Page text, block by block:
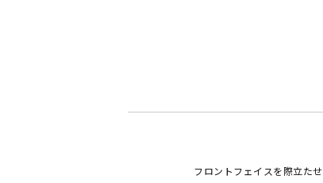
フロントフェイスを際立た